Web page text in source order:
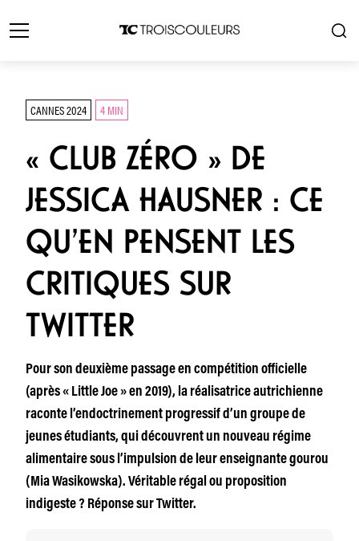
CANNES 2024 4 MIN
« CLUB ZÉRO » DE
JESSICA HAUSNER : CE
QU’EN PENSENT LES
CRITIQUES SUR
TWITTER
Pour son deuxième passage en compétition officielle
(après « Little Joe » en 2019), la réalisatrice autrichienne
raconte l’endoctrinement progressif d’un groupe de
jeunes étudiants, qui découvrent un nouveau régime
alimentaire sous l’impulsion de leur enseignante gourou
(Mia Wasikowska). Véritable régal ou proposition
indigeste ? Réponse sur Twitter.